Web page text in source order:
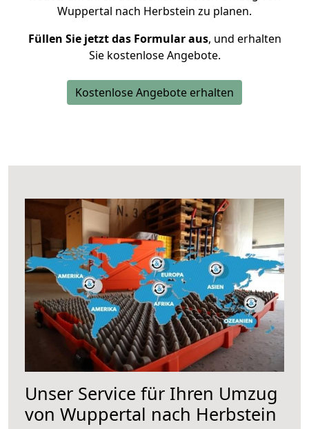
Wuppertal nach Herbstein zu planen.
Füllen Sie jetzt das Formular aus, und erhalten
Sie kostenlose Angebote.
Kostenlose Angebote erhalten
Unser Service für Ihren Umzug
von Wuppertal nach Herbstein